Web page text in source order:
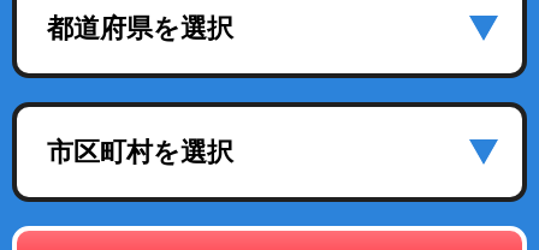
都道府県を選択
市区町村を選択